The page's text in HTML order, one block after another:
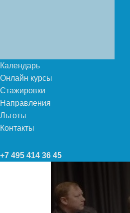
Календарь
Онлайн курсы
Стажировки
Направления
Льготы
Контакты
+7 495 414 36 45